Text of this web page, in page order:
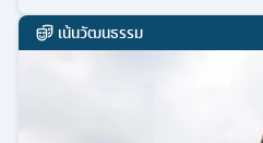
เน้นวัฒนธรรม